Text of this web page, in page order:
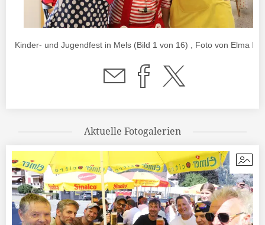
Kinder- und Jugendfest in Mels (Bild 1 von 16) , Foto von Elma
Aktuelle Fotogalerien